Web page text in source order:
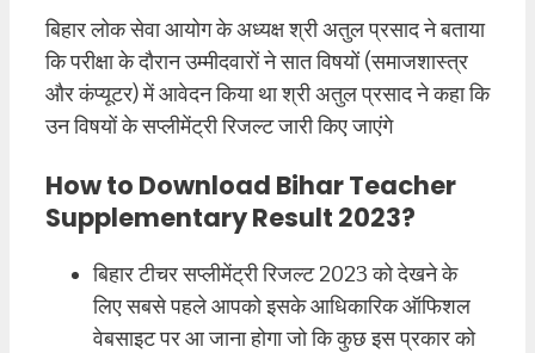
बिहार लोक सेवा आयोग के अध्यक्ष श्री अतुल प्रसाद ने बताया
कि परीक्षा के दौरान उम्मीदवारों ने सात विषयों (समाजशास्त्र
और कंप्यूटर) में आवेदन किया था श्री अतुल प्रसाद ने कहा कि
उन विषयों के सप्लीमेंट्री रिजल्ट जारी किए जाएंगे
How to Download Bihar Teacher
Supplementary Result 2023?
बिहार टीचर सप्लीमेंट्री रिजल्ट 2023 को देखने के
लिए सबसे पहले आपको इसके आधिकारिक ऑफिशल
वेबसाइट पर आ जाना होगा जो कि कुछ इस प्रकार को